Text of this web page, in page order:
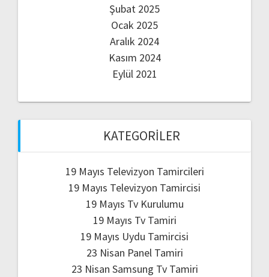
Şubat 2025
Ocak 2025
Aralık 2024
Kasım 2024
Eylül 2021
KATEGORILER
19 Mayıs Televizyon Tamircileri
19 Mayıs Televizyon Tamircisi
19 Mayıs Tv Kurulumu
19 Mayıs Tv Tamiri
19 Mayıs Uydu Tamircisi
23 Nisan Panel Tamiri
23 Nisan Samsung Tv Tamiri